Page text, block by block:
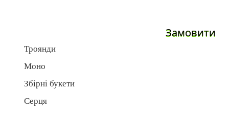
Замовити
Троянди
Моно
Збірні букети
Серця